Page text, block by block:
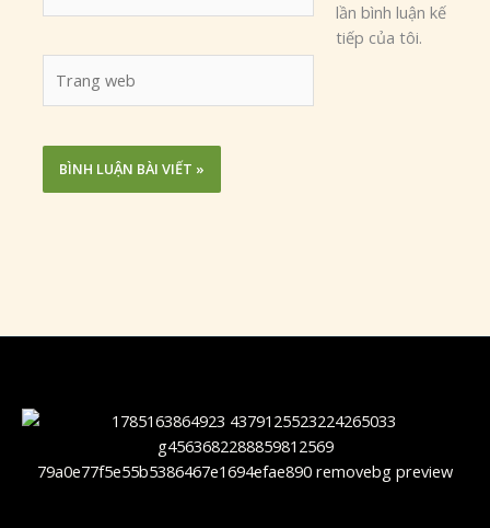
web
lần bình luận kế
tiếp của tôi.